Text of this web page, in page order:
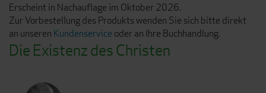
Die Existenz des Christen
Erscheint in Nachauflage im Oktober 2026.
Zur Vorbestellung des Produkts wenden Sie sich bitte direkt
an unseren Kundenservice oder an Ihre Buchhandlung.